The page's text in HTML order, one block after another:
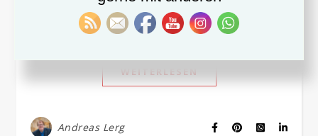
geht, aber es ist an gewisse Bedingungen und –
wenn es ein…
WEITERLESEN
Andreas Lerg